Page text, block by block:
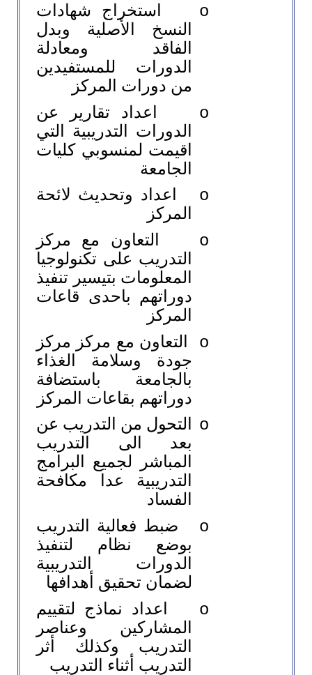
o
استخراج شهادات
النسخ الأصلية وبدل
الفاقد ومعادلة
الدورات للمستفيدين
من دورات المركز
o
اعداد تقارير عن
الدورات التدريبية التي
اقيمت لمنسوبي كليات
الجامعة
o
اعداد وتحديث لائحة
المركز
o
التعاون مع مركز
التدريب على تكنولوجيا
المعلومات بتيسير تنفيذ
دوراتهم باحدى قاعات
المركز
o
التعاون مع مركز مركز
جودة وسلامة الغذاء
بالجامعة باستضافة
دوراتهم بقاعات المركز
o
التحول من التدريب عن
بعد الى التدريب
المباشر لجميع البرامج
التدريبية عدا مكافحة
الفساد
o
ضبط فعالية التدريب
بوضع نظام لتنفيذ
الدورات التدريبية
لضمان تحقيق أهدافها
o
اعداد نماذج لتقييم
المشاركين وعناصر
التدريب وكذلك أثر
التدريب أثناء التدريب